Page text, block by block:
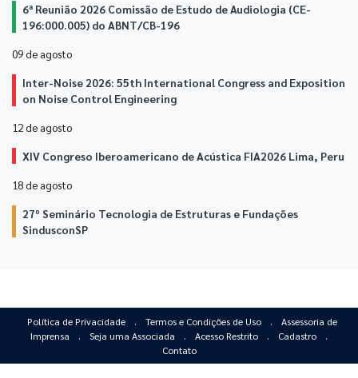
6ª Reunião 2026 Comissão de Estudo de Audiologia (CE-
196:000.005) do ABNT/CB-196
09 de agosto
Inter-Noise 2026: 55th International Congress and Exposition
on Noise Control Engineering
12 de agosto
XIV Congreso Iberoamericano de Acústica FIA2026 Lima, Peru
18 de agosto
27º Seminário Tecnologia de Estruturas e Fundações
SindusconSP
Política de Privacidade . Termos e Condições de Uso .
Assessoria de
Imprensa
. Seja uma Associada . Acesso Restrito . Cadastro
.
Contato